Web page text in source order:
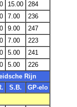
15.00
284
7.00
236
9.00
247
7.00
223
5.00
241
5.00
226
Rijn
S.B.
GP-elo